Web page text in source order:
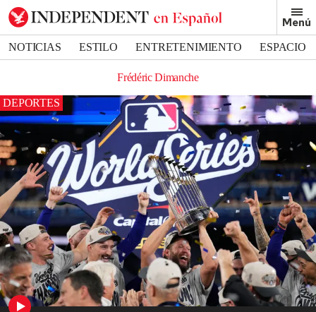
Menú
NOTICIAS ESTILO ENTRETENIMIENTO
ESPACIO
Frédéric Dimanche
DEPORTES